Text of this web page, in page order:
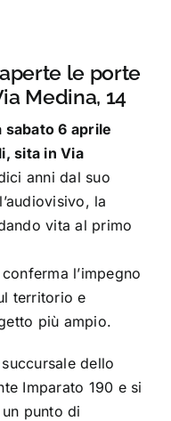
le porte
Medina, 14
sabato 6 aprile
sita in Via
anni dal suo
la
vita al primo
l’impegno
territorio e
più ampio.
dello
Imparato 190 e si
punto di